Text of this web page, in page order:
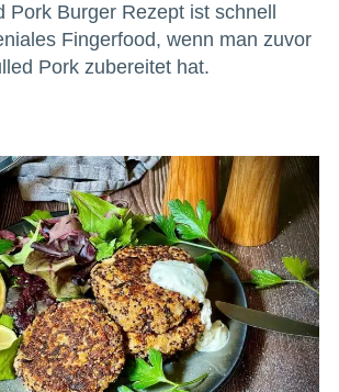
Pork Burger Rezept ist schnell
Fingerfood, wenn man zuvor
Pork zubereitet hat.